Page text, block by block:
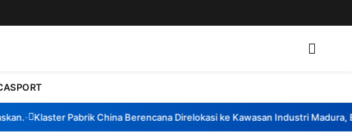
SPORT
• Klaster Pabrik China Berencana Direlokasi ke Kawasan Industri Madura,